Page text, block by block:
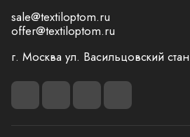
sale@textiloptom.ru
offer@textiloptom.ru
г. Москва ул. Васильцовский